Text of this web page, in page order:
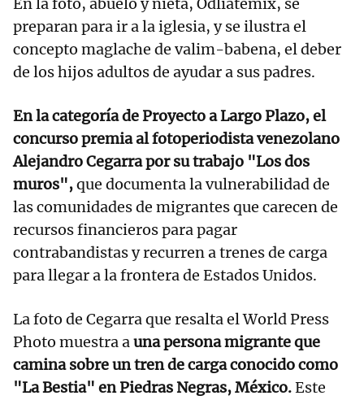
En la foto, abuelo y nieta, Odliatemix, se
preparan para ir a la iglesia, y se ilustra el
concepto maglache de valim-babena, el deber
de los hijos adultos de ayudar a sus padres.
En la categoría de Proyecto a Largo Plazo, el
concurso premia al fotoperiodista venezolano
Alejandro Cegarra por su trabajo "Los dos
muros",que documenta la vulnerabilidad de
las comunidades de migrantes que carecen de
recursos financieros para pagar
contrabandistas y recurren a trenes de carga
para llegar a la frontera de Estados Unidos.
La foto de Cegarra que resalta el World Press
Photo muestra auna persona migrante que
camina sobre un tren de carga conocido como
"La Bestia" en Piedras Negras, México.Este